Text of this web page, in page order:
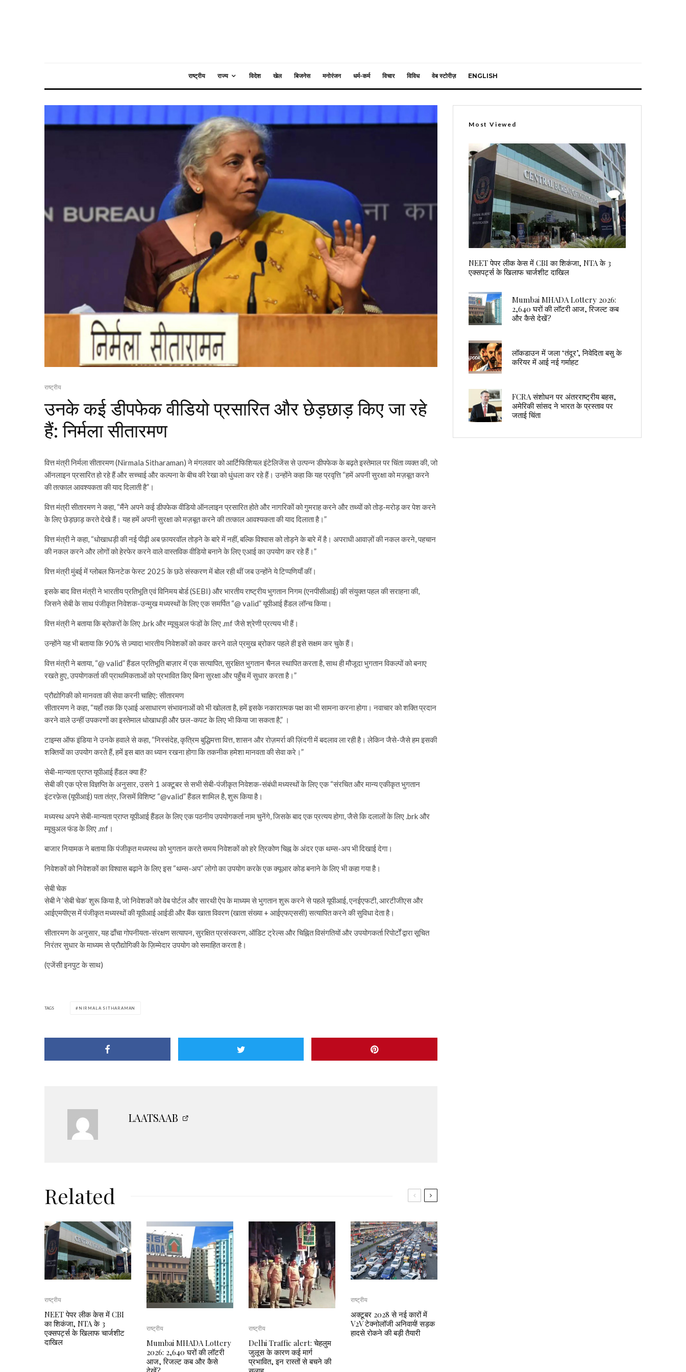
राष्ट्रीय राज्य विदेश खेल बिजनेस मनोरंजन धर्म-कर्म विचार विविध वेब स्टोरीज़ ENGLISH
राष्ट्रीय
उनके कई डीपफेक वीडियो प्रसारित और छेड़छाड़ किए जा रहे
हैं: निर्मला सीतारमण
वित्त मंत्री निर्मला सीतारमण (Nirmala Sitharaman) ने मंगलवार को आर्टिफिशियल इंटेलिजेंस से उत्पन्न डीपफेक के बढ़ते इस्तेमाल पर चिंता व्यक्त की, जो
ऑनलाइन प्रसारित हो रहे हैं और सच्चाई और कल्पना के बीच की रेखा को धुंधला कर रहे हैं। उन्होंने कहा कि यह प्रवृत्ति “हमें अपनी सुरक्षा को मज़बूत करने
की तत्काल आवश्यकता की याद दिलाती है”।
वित्त मंत्री सीतारमण ने कहा, “मैंने अपने कई डीपफेक वीडियो ऑनलाइन प्रसारित होते और नागरिकों को गुमराह करने और तथ्यों को तोड़-मरोड़ कर पेश करने
के लिए छेड़छाड़ करते देखे हैं। यह हमें अपनी सुरक्षा को मज़बूत करने की तत्काल आवश्यकता की याद दिलाता है।”
वित्त मंत्री ने कहा, “धोखाधड़ी की नई पीढ़ी अब फ़ायरवॉल तोड़ने के बारे में नहीं, बल्कि विश्वास को तोड़ने के बारे में है। अपराधी आवाज़ों की नकल करने, पहचान
की नकल करने और लोगों को हेरफेर करने वाले वास्तविक वीडियो बनाने के लिए एआई का उपयोग कर रहे हैं।”
वित्त मंत्री मुंबई में ग्लोबल फिनटेक फेस्ट 2025 के छठे संस्करण में बोल रही थीं जब उन्होंने ये टिप्पणियाँ कीं।
इसके बाद वित्त मंत्री ने भारतीय प्रतिभूति एवं विनिमय बोर्ड (SEBI) और भारतीय राष्ट्रीय भुगतान निगम (एनपीसीआई) की संयुक्त पहल की सराहना की,
जिसने सेबी के साथ पंजीकृत निवेशक-उन्मुख मध्यस्थों के लिए एक समर्पित “@ valid” यूपीआई हैंडल लॉन्च किया।
वित्त मंत्री ने बताया कि ब्रोकरों के लिए .brk और म्यूचुअल फंडों के लिए .mf जैसे श्रेणी प्रत्यय भी हैं।
उन्होंने यह भी बताया कि 90% से ज़्यादा भारतीय निवेशकों को कवर करने वाले प्रमुख ब्रोकर पहले ही इसे सक्षम कर चुके हैं।
वित्त मंत्री ने बताया, “@ valid” हैंडल प्रतिभूति बाज़ार में एक सत्यापित, सुरक्षित भुगतान चैनल स्थापित करता है, साथ ही मौजूदा भुगतान विकल्पों को बनाए
रखते हुए, उपयोगकर्ता की प्राथमिकताओं को प्रभावित किए बिना सुरक्षा और पहुँच में सुधार करता है।”
प्रौद्योगिकी को मानवता की सेवा करनी चाहिए: सीतारमण
सीतारमण ने कहा, “यहाँ तक कि एआई असाधारण संभावनाओं को भी खोलता है, हमें इसके नकारात्मक पक्ष का भी सामना करना होगा। नवाचार को शक्ति प्रदान
करने वाले उन्हीं उपकरणों का इस्तेमाल धोखाधड़ी और छल-कपट के लिए भी किया जा सकता है,” ।
टाइम्स ऑफ इंडिया ने उनके हवाले से कहा, “निस्संदेह, कृत्रिम बुद्धिमत्ता वित्त, शासन और रोज़मर्रा की ज़िंदगी में बदलाव ला रही है। लेकिन जैसे-जैसे हम इसकी
शक्तियों का उपयोग करते हैं, हमें इस बात का ध्यान रखना होगा कि तकनीक हमेशा मानवता की सेवा करे।”
सेबी-मान्यता प्राप्त यूपीआई हैंडल क्या हैं?
सेबी की एक प्रेस विज्ञप्ति के अनुसार, उसने 1 अक्टूबर से सभी सेबी-पंजीकृत निवेशक-संबंधी मध्यस्थों के लिए एक “संरचित और मान्य एकीकृत भुगतान
इंटरफ़ेस (यूपीआई) पता तंत्र, जिसमें विशिष्ट “@valid” हैंडल शामिल है, शुरू किया है।
मध्यस्थ अपने सेबी-मान्यता प्राप्त यूपीआई हैंडल के लिए एक पठनीय उपयोगकर्ता नाम चुनेंगे, जिसके बाद एक प्रत्यय होगा, जैसे कि दलालों के लिए .brk और
म्यूचुअल फंड के लिए .mf।
बाजार नियामक ने बताया कि पंजीकृत मध्यस्थ को भुगतान करते समय निवेशकों को हरे त्रिकोण चिह्न के अंदर एक थम्स-अप भी दिखाई देगा।
निवेशकों को निवेशकों का विश्वास बढ़ाने के लिए इस “थम्स-अप” लोगो का उपयोग करके एक क्यूआर कोड बनाने के लिए भी कहा गया है।
सेबी चेक
सेबी ने ‘सेबी चेक’ शुरू किया है, जो निवेशकों को वेब पोर्टल और सारथी ऐप के माध्यम से भुगतान शुरू करने से पहले यूपीआई, एनईएफटी, आरटीजीएस और
आईएमपीएस में पंजीकृत मध्यस्थों की यूपीआई आईडी और बैंक खाता विवरण (खाता संख्या + आईएफएससी) सत्यापित करने की सुविधा देता है।
सीतारमण के अनुसार, यह ढाँचा गोपनीयता-संरक्षण सत्यापन, सुरक्षित प्रसंस्करण, ऑडिट ट्रेल्स और चिह्नित विसंगतियों और उपयोगकर्ता रिपोर्टों द्वारा सूचित
निरंतर सुधार के माध्यम से प्रौद्योगिकी के ज़िम्मेदार उपयोग को समाहित करता है।
(एजेंसी इनपुट के साथ)
TAGS NIRMALA SITHARAMAN
LAATSAAB
Related
राष्ट्रीय
NEET पेपर लीक केस में CBI
का शिकंजा, NTA के 3
एक्सपर्ट्स के खिलाफ चार्जशीट
दाखिल
राष्ट्रीय
Mumbai MHADA Lottery
2026: 2,640 घरों की लॉटरी
आज, रिजल्ट कब और कैसे
राष्ट्रीय
Delhi Traffic alert: चेहलुम
जुलूस के कारण कई मार्ग
प्रभावित, इन रास्तों से बचने की
राष्ट्रीय
अक्टूबर 2028 से नई कारों में
V2V टेक्नोलॉजी अनिवार्य! सड़क
हादसे रोकने की बड़ी तैयारी
Most Viewed
NEET पेपर लीक केस में CBI का शिकंजा, NTA के 3
एक्सपर्ट्स के खिलाफ चार्जशीट दाखिल
Mumbai MHADA Lottery 2026:
2,640 घरों की लॉटरी आज, रिजल्ट कब
और कैसे देखें?
लॉकडाउन में जला ‘तंदूर’, निवेदिता बसु के
करियर में आई नई गर्माहट
FCRA संशोधन पर अंतरराष्ट्रीय बहस,
अमेरिकी सांसद ने भारत के प्रस्ताव पर
जताई चिंता